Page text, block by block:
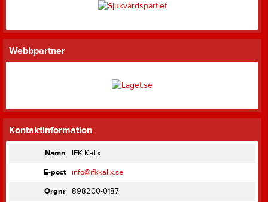
Webbpartner
Kontaktinformation
Namn
IFK Kalix
E-post
info@ifkkalix.se
Orgnr
898200-0187